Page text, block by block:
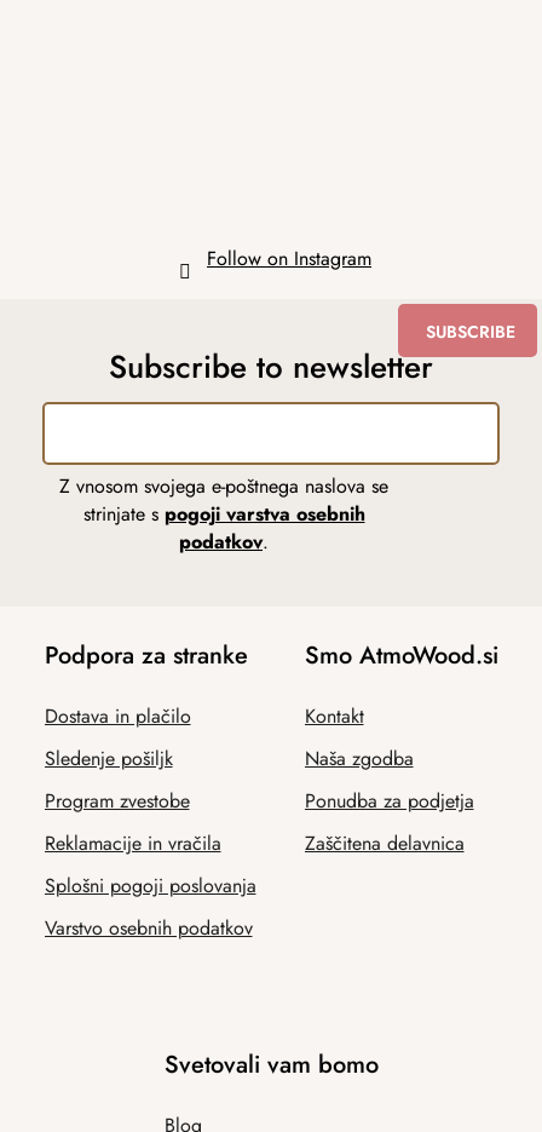
Follow on Instagram
Subscribe to newsletter
Z vnosom svojega e-poštnega naslova se
strinjate s pogoji varstva osebnih
podatkov.
SUBSCRIBE
Podpora za stranke
Dostava in plačilo
Sledenje pošiljk
Program zvestobe
Reklamacije in vračila
Splošni pogoji poslovanja
Varstvo osebnih podatkov
Smo AtmoWood.si
Kontakt
Naša zgodba
Ponudba za podjetja
Zaščitena delavnica
Svetovali vam bomo
Blog